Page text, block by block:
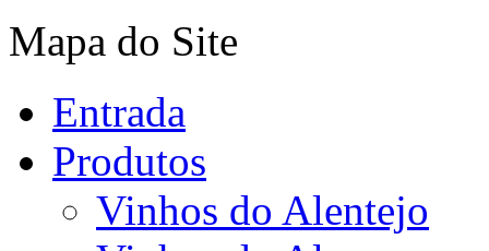
Mapa do Site
Entrada
Produtos
Vinhos do Alentejo